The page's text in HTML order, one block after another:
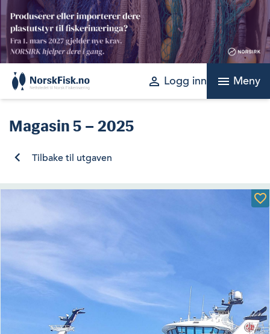
Skip
content
perm_identity Logg inn menu Meny
Magasin5 – 2025
Tilbake til utgaven